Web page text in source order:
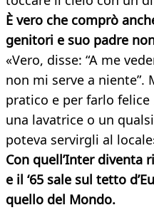
È vero che comprò
genitori e suo padre
«Vero, disse: “A me
non mi serve a niente”.
pratico e per farlo
una lavatrice o un
poteva servirgli al
Con quell’Inter diventa
e il ‘65 sale sul tetto
quello del Mondo.